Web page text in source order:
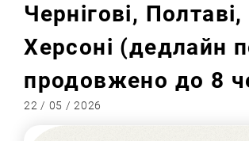
Чернігові,
Херсоні (дедлайн
продовжено до 8
22 / 05 / 2026